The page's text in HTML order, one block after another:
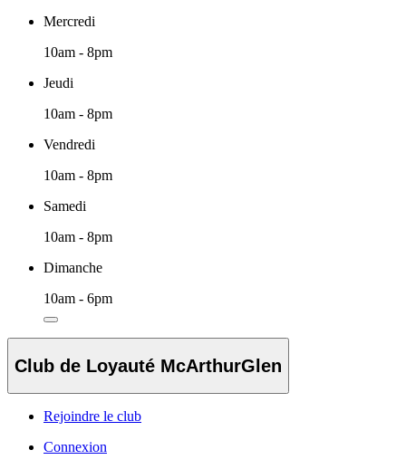
Mercredi
10am - 8pm
Jeudi
10am - 8pm
Vendredi
10am - 8pm
Samedi
10am - 8pm
Dimanche
10am - 6pm
Club de Loyauté McArthurGlen
Rejoindre le club
Connexion